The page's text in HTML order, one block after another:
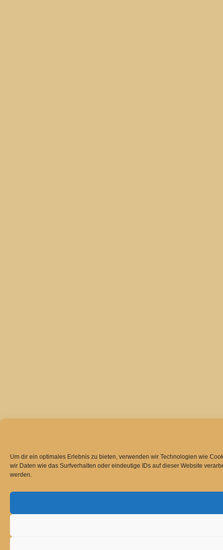
Um dir ein optimales Erlebnis zu bieten, verwenden wir Technologien wie
wir Daten wie das Surfverhalten oder eindeutige IDs auf dieser Website
werden.